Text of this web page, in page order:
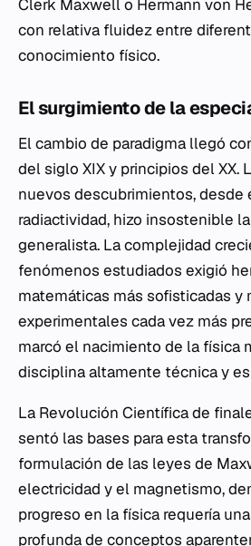
Clerk Maxwell o Hermann von
con relativa fluidez entre
conocimiento físico.
El surgimiento de la
El cambio de paradigma llegó
del siglo XIX y principios del XX.
nuevos descubrimientos, desde
radiactividad, hizo insostenible
generalista. La complejidad
fenómenos estudiados exigió
matemáticas más sofisticadas y
experimentales cada vez más
marcó el nacimiento de la física
disciplina altamente técnica y
La Revolución Científica de
sentó las bases para esta
formulación de las leyes de
electricidad y el magnetismo,
progreso en la física requería
profunda de conceptos